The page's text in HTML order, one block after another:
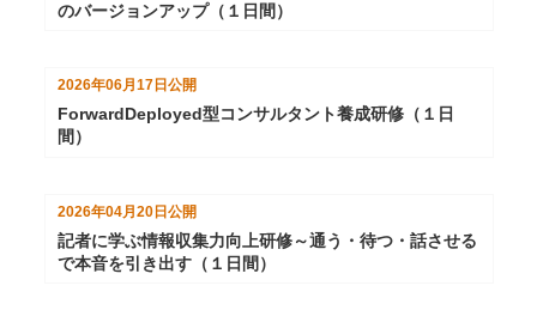
のバージョンアップ（１日間）
2026年06月17日 公開
ForwardDeployed型コンサルタント養成研修（１日
間）
2026年04月20日公開
記者に学ぶ情報収集力向上研修～通う・待つ・話させる
で本音を引き出す（１日間）